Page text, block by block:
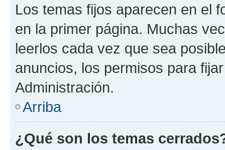
Los temas fijos aparecen en el
en la primer página. Muchas
leerlos cada vez que sea
anuncios, los permisos para
Administración.
Arriba
¿Qué son los temas